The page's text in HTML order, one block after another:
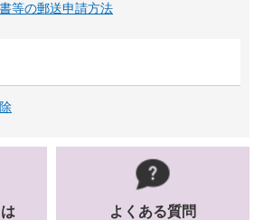
等の郵送申請方法
よくある質問